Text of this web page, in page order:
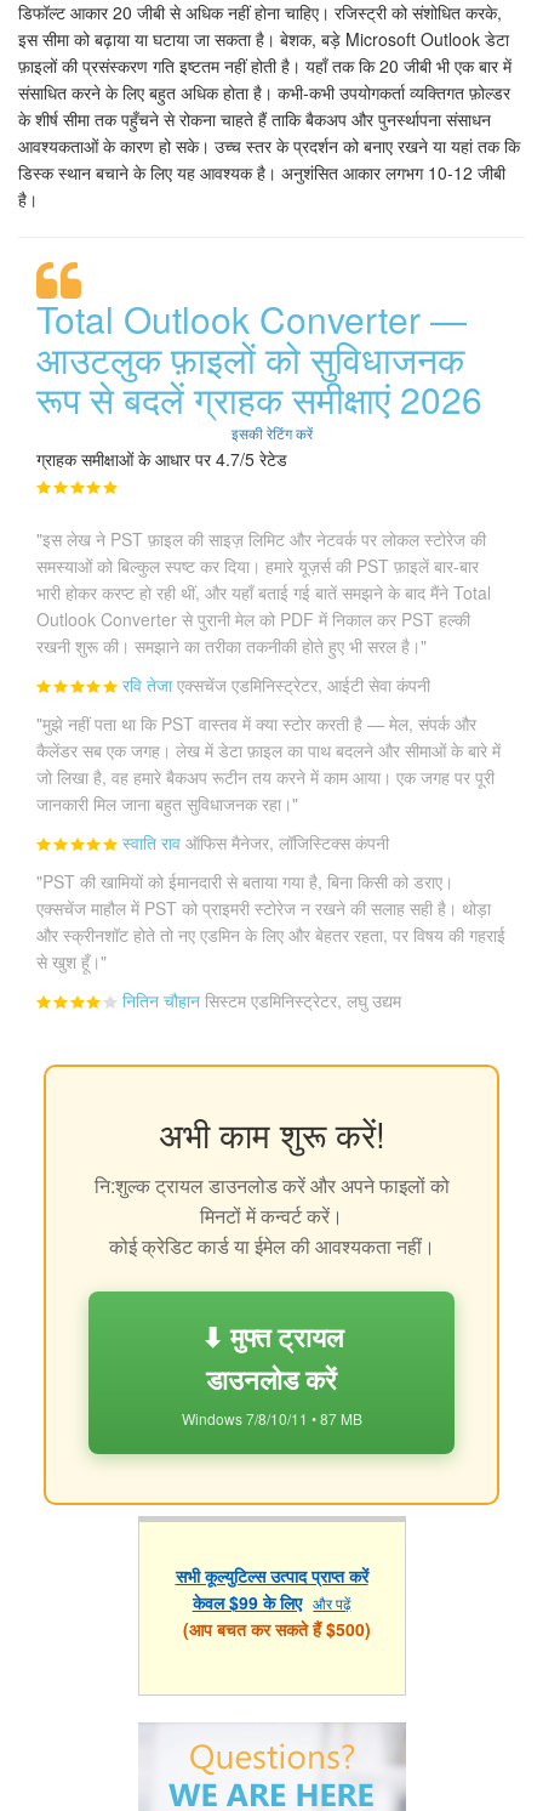
डिफॉल्ट आकार 20 जीबी से अधिक नहीं होना चाहिए। रजिस्ट्री को संशोधित करके,
इस सीमा को बढ़ाया या घटाया जा सकता है। बेशक, बड़े Microsoft Outlook डेटा
फ़ाइलों की प्रसंस्करण गति इष्टतम नहीं होती है। यहाँ तक कि 20 जीबी भी एक बार में
संसाधित करने के लिए बहुत अधिक होता है। कभी-कभी उपयोगकर्ता व्यक्तिगत फ़ोल्डर
के शीर्ष सीमा तक पहुँचने से रोकना चाहते हैं ताकि बैकअप और पुनर्स्थापना संसाधन
आवश्यकताओं के कारण हो सके। उच्च स्तर के प्रदर्शन को बनाए रखने या यहां तक कि
डिस्क स्थान बचाने के लिए यह आवश्यक है। अनुशंसित आकार लगभग 10-12 जीबी
है।
Total Outlook Converter —
आउटलुक फ़ाइलों को सुविधाजनक
रूप से बदलें ग्राहक समीक्षाएं 2026
इसकी रेटिंग करें
ग्राहक समीक्षाओं के आधार पर 4.7/5 रेटेड
"इस लेख ने PST फ़ाइल की साइज़ लिमिट और नेटवर्क पर लोकल स्टोरेज की
समस्याओं को बिल्कुल स्पष्ट कर दिया। हमारे यूज़र्स की PST फ़ाइलें बार-बार
भारी होकर करप्ट हो रही थीं, और यहाँ बताई गई बातें समझने के बाद मैंने Total
Outlook Converter से पुरानी मेल को PDF में निकाल कर PST हल्की
रखनी शुरू की। समझाने का तरीका तकनीकी होते हुए भी सरल है।"
रवि तेजा एक्सचेंज एडमिनिस्ट्रेटर, आईटी सेवा कंपनी
"मुझे नहीं पता था कि PST वास्तव में क्या स्टोर करती है — मेल, संपर्क और
कैलेंडर सब एक जगह। लेख में डेटा फ़ाइल का पाथ बदलने और सीमाओं के बारे में
जो लिखा है, वह हमारे बैकअप रूटीन तय करने में काम आया। एक जगह पर पूरी
जानकारी मिल जाना बहुत सुविधाजनक रहा।"
स्वाति राव ऑफिस मैनेजर, लॉजिस्टिक्स कंपनी
"PST की खामियों को ईमानदारी से बताया गया है, बिना किसी को डराए।
एक्सचेंज माहौल में PST को प्राइमरी स्टोरेज न रखने की सलाह सही है। थोड़ा
और स्क्रीनशॉट होते तो नए एडमिन के लिए और बेहतर रहता, पर विषय की गहराई
से खुश हूँ।"
नितिन चौहान सिस्टम एडमिनिस्ट्रेटर, लघु उद्यम
अभी काम शुरू करें!
नि:शुल्क ट्रायल डाउनलोड करें और अपने फाइलों को
मिनटों में कन्वर्ट करें।
कोई क्रेडिट कार्ड या ईमेल की आवश्यकता नहीं।
⬇ मुफ्त ट्रायल
डाउनलोड करें
Windows 7/8/10/11 • 87 MB
सभी कूल्युटिल्स उत्पाद प्राप्त करें
केवल $99 के लिए और पढ़ें
(आप बचत कर सकते हैं $500)